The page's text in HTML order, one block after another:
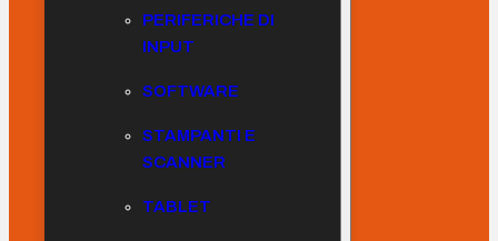
PERIFERICHE DI
INPUT
SOFTWARE
STAMPANTI E
SCANNER
TABLET